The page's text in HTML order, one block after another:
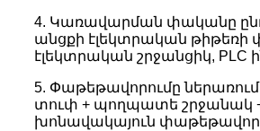
4. Կառավարման փականը
անցքի էլեկտրական թիթեռի
էլեկտրական շրջանցիկ, PLC
5. Փաթեթավորումը
տուփ + պողպատե շրջանակ
խոնավակայուն